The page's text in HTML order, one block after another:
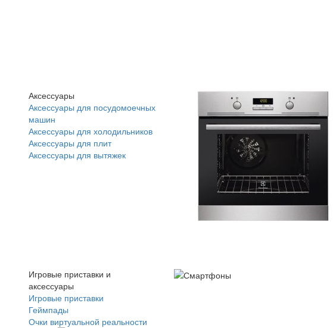
Аксессуары
Аксессуары для посудомоечных
машин
Аксессуары для холодильников
Аксессуары для плит
Аксессуары для вытяжек
Игровые приставки и
аксессуары
Игровые приставки
Геймпады
Очки виртуальной реальности